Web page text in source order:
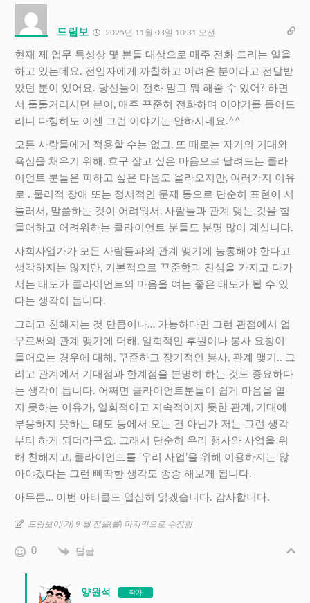
드림보 2025년 11월 03일 10:31 오전
현재 제 업무 특성상 몇 분들 대상으로 매주 전화 드리는 일을
하고 있는데요. 전임자에게 까칠하고 어려운 분이라고 전달받
았던 분이 있어요. 당신들이 전화 말고 뭐 해줄 수 있어? 하면
서 툴툴거리시던 분이, 매주 꾸준히 전화하며 이야기를 들어드
리니 다행히도 이젠 그런 이야기는 안하시네요.^^
모든 사람들에게 적용할 수는 없고, 또 때로는 자기의 기대와
욕심을 채우기 위해, 호구 잡고 싶은 마음으로 달려드는 클라
이언트 분들은 피하고 싶은 마음도 올라오지만, 여러가지 이유
로 . 물리적 장애 또는 정서적인 문제 등으로 단순히 표현이 서
툴러서, 말씀하는 것이 어려워서, 사람들과 관계 맺는 것을 힘
들어하고 어려워하는 클라이언트 분들도 분명 많이 계십니다.
사회사업가가 모든 사람들과의 관계 맺기에 능통해야 한다고
생각하지는 않지만, 기본적으로 꾸준함과 진심을 가지고 다가
서는 태도가 클라이언트의 마음을 여는 좋은 태도가 될 수 있
다는 생각이 듭니다.
그리고 친해지는 것 만큼이나… 가능하다면 그런 관점에서 업
무로써의 관계 맺기에 더해, 일회적인 후원이나 봉사 요청이
들어오는 경우에 대해, 꾸준하고 장기적인 봉사, 관계 맺기.. 그
리고 관계에서 기대점과 한계점을 분명히 하는 것도 중요하다
는 생각이 듭니다. 어쩌면 클라이언트분들이 쉽게 마음을 열
지 못하는 이유가, 일회적이고 지속적이지 못한 관계, 기대에
부응하지 못하는 태도 등에서 오는 건 아닌가 저는 그런 생각
부터 하게 되더라구요. 그래서 단순히 우리 행사와 사업을 위
해 친해지고, 클라이언트를 ‘우리 사업’을 위해 이용하지는 않
아야겠다는 그런 삐딱한 생각도 종종 해보게 됩니다.
아무튼… 이번 아티클도 열심히 읽겠습니다. 감사합니다.
드림보이(가) 9 월 전을(를) 마지막으로 수정함
0 답글
양원석 작가